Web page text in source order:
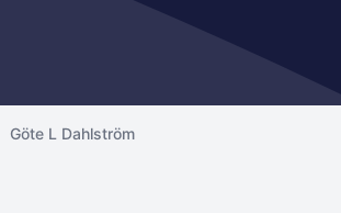
Göte L Dahlström